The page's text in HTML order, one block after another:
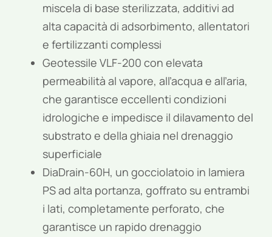
miscela di base sterilizzata, additivi ad
alta capacità di adsorbimento, allentatori
e fertilizzanti complessi
Geotessile VLF-200 con elevata
permeabilità al vapore, all’acqua e all’aria,
che garantisce eccellenti condizioni
idrologiche e impedisce il dilavamento del
substrato e della ghiaia nel drenaggio
superficiale
DiaDrain-60H, un gocciolatoio in lamiera
PS ad alta portanza, goffrato su entrambi
i lati, completamente perforato, che
garantisce un rapido drenaggio